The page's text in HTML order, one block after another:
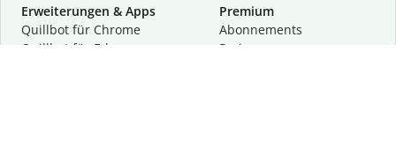
Erweiterungen & Apps
Quillbot für Chrome
Quillbot für Edge
Premium
Abon­ne­ments
Preise